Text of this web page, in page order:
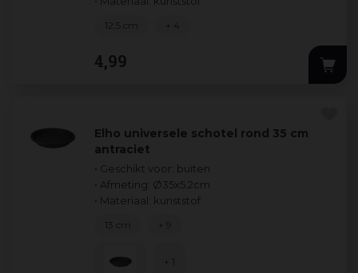
4,99
12,5 cm + 4
Elho universele schotel rond 35 cm
antraciet
• Geschikt voor: buiten
• Afmeting: Ø35x5.2cm
• Materiaal: kunststof
13 cm + 9
+ 1